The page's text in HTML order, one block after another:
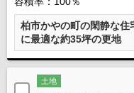
柏市かやの町の閑静な
に最適な約35坪の更地
土地